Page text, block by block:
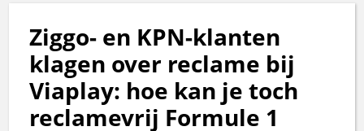
Ziggo- en KPN-klanten
klagen over reclame bij
Viaplay: hoe kan je toch
reclamevrij Formule 1